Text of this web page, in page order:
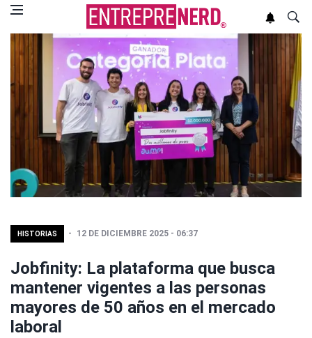
HISTORIAS 12 DE DICIEMBRE 2025 - 06:37
Jobfinity: La plataforma que busca
mantener vigentes a las personas
mayores de 50 años en el mercado
laboral